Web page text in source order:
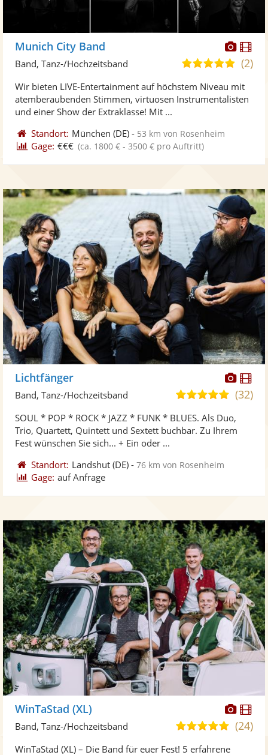
Fotos
Munich City Band
5,0
5
(2)
Band, Tanz-/Hochzeitsband
Wir bieten LIVE-Entertainment auf höchstem Niveau mit
atemberaubenden Stimmen, virtuosen Instrumentalisten
und einer Show der Extraklasse! Mit ...
Standort: München (DE) - 53 km von Rosenheim
Gage: €€€ (ca. 1800 € - 3500 € pro Auftritt)
Lichtfänger
5,0
5
(32)
Band, Tanz-/Hochzeitsband
SOUL * POP * ROCK * JAZZ * FUNK * BLUES. Als Duo,
Trio, Quartett, Quintett und Sextett buchbar. Zu Ihrem
Fest wünschen Sie sich... + Ein oder ...
Standort: Landshut (DE) -76 km von Rosenheim
Gage: auf Anfrage
WinTaStad (XL)
5,0(24)
Band, Tanz-/Hochzeitsband
WinTaStad (XL) – Die Band für euer Fest! 5 erfahrene